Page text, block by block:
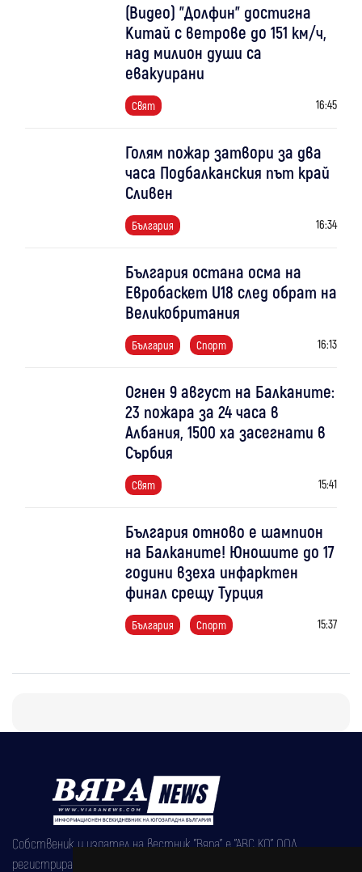
(Видео) "Долфин" достигна
Китай с ветрове до 151 км/ч,
над милион души са
евакуирани
Свят 16:45
Голям пожар затвори за два
часа Подбалканския път край
Сливен
България 16:34
България остана осма на
Евробаскет U18 след обрат на
Великобритания
България Спорт 16:13
Огнен 9 август на Балканите:
23 пожара за 24 часа в
Албания, 1500 ха засегнати в
Сърбия
Свят 15:41
България отново е шампион
на Балканите! Юношите до 17
години взеха инфарктен
финал срещу Турция
България Спорт 15:37
Собственик и издател на вестник "Вяра" е "АВС КО" ООД,
регистрирана на 08.05.2002 година.